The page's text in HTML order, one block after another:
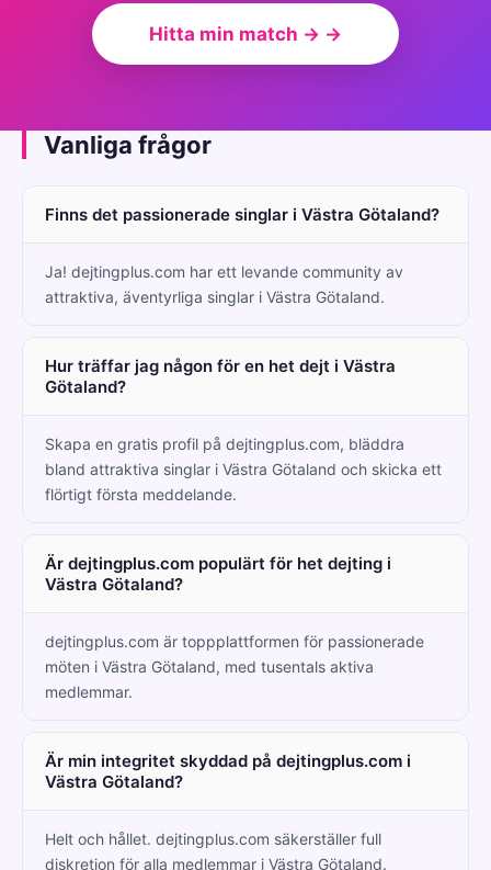
Hitta min match → →
Vanliga frågor
Finns det passionerade singlar i Västra Götaland?
Ja! dejtingplus.com har ett levande community av
attraktiva, äventyrliga singlar i Västra Götaland.
Hur träffar jag någon för en het dejt i Västra
Götaland?
Skapa en gratis profil på dejtingplus.com, bläddra
bland attraktiva singlar i Västra Götaland och skicka ett
flörtigt första meddelande.
Är dejtingplus.com populärt för het dejting i
Västra Götaland?
dejtingplus.com är toppplattformen för passionerade
möten i Västra Götaland, med tusentals aktiva
medlemmar.
Är min integritet skyddad på dejtingplus.com i
Västra Götaland?
Helt och hållet. dejtingplus.com säkerställer full
diskretion för alla medlemmar i Västra Götaland.